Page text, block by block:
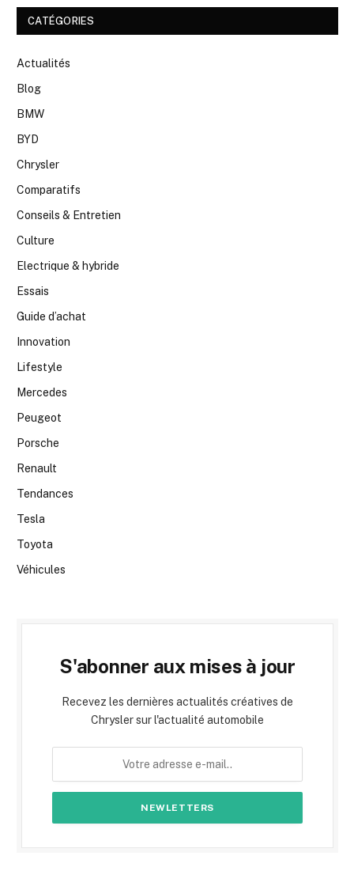
CATÉGORIES
Actualités
Blog
BMW
BYD
Chrysler
Comparatifs
Conseils & Entretien
Culture
Electrique & hybride
Essais
Guide d’achat
Innovation
Lifestyle
Mercedes
Peugeot
Porsche
Renault
Tendances
Tesla
Toyota
Véhicules
S'abonner aux mises à jour
Recevez les dernières actualités créatives de
Chrysler sur l'actualité automobile